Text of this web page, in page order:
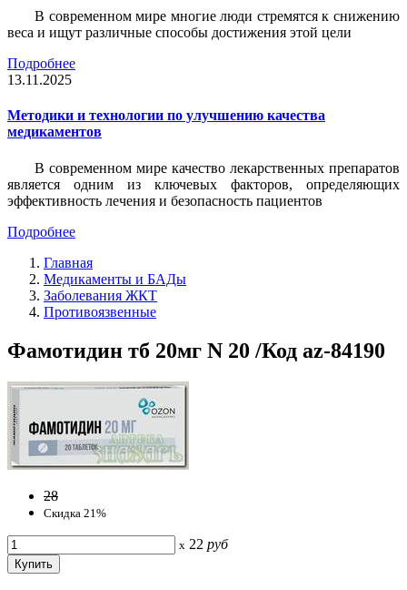
В современном мире многие люди стремятся к снижению
веса и ищут различные способы достижения этой цели
Подробнее
13.11.2025
Методики и технологии по улучшению качества
медикаментов
В современном мире качество лекарственных препаратов
является одним из ключевых факторов, определяющих
эффективность лечения и безопасность пациентов
Подробнее
Главная
Медикаменты и БАДы
Заболевания ЖКТ
Противоязвенные
Фамотидин тб 20мг N 20 /Код az-84190
28
Скидка 21%
x 22 руб